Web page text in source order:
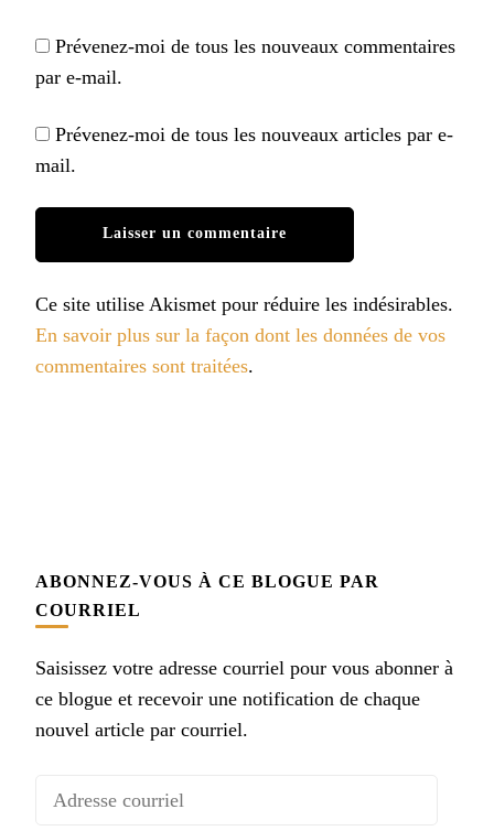
Prévenez-moi de tous les nouveaux commentaires
par e-mail.
Prévenez-moi de tous les nouveaux articles par e-
mail.
Ce site utilise Akismet pour réduire les indésirables.
En savoir plus sur la façon dont les données de vos
commentaires sont traitées.
ABONNEZ-VOUS À CE BLOGUE PAR
COURRIEL
Saisissez votre adresse courriel pour vous abonner à
ce blogue et recevoir une notification de chaque
nouvel article par courriel.
Adresse